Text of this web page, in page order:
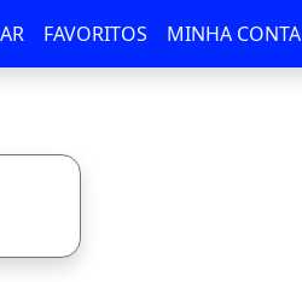
FAVORITOS MINHA CONTA